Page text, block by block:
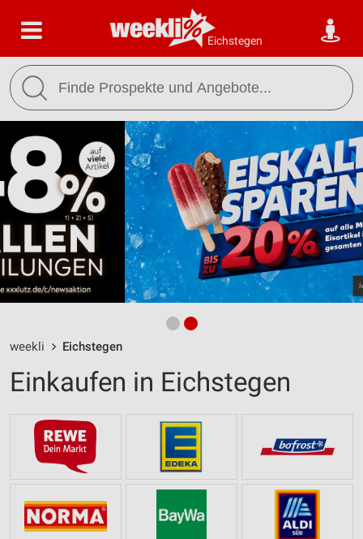
Eichstegen
weekli Eichstegen
Einkaufen in Eichstegen